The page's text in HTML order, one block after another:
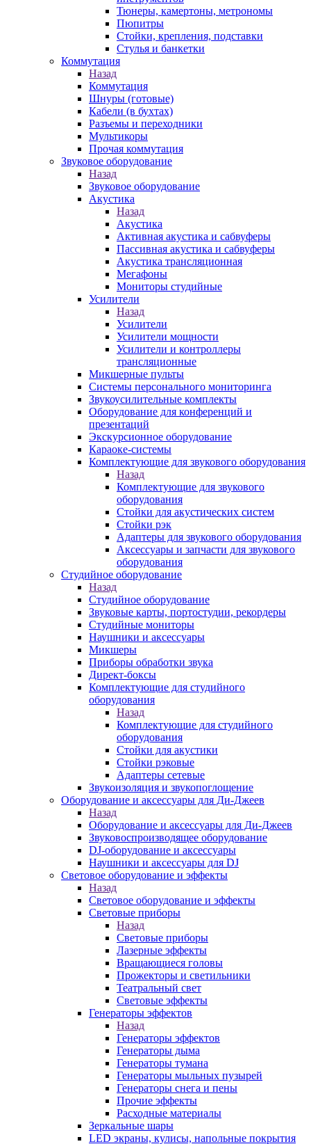
Тюнеры, камертоны, метрономы
Пюпитры
Стойки, крепления, подставки
Стулья и банкетки
Коммутация
Назад
Коммутация
Шнуры (готовые)
Кабели (в бухтах)
Разъемы и переходники
Мультикоры
Прочая коммутация
Звуковое оборудование
Назад
Звуковое оборудование
Акустика
Назад
Акустика
Активная акустика и сабвуферы
Пассивная акустика и сабвуферы
Акустика трансляционная
Мегафоны
Мониторы студийные
Усилители
Назад
Усилители
Усилители мощности
Усилители и контроллеры
трансляционные
Микшерные пульты
Системы персонального мониторинга
Звукоусилительные комплекты
Оборудование для конференций и
презентаций
Экскурсионное оборудование
Караоке-системы
Комплектующие для звукового оборудования
Назад
Комплектующие для звукового
оборудования
Стойки для акустических систем
Стойки рэк
Адаптеры для звукового оборудования
Аксессуары и запчасти для звукового
оборудования
Студийное оборудование
Назад
Студийное оборудование
Звуковые карты, портостудии, рекордеры
Студийные мониторы
Наушники и аксессуары
Микшеры
Приборы обработки звука
Директ-боксы
Комплектующие для студийного
оборудования
Назад
Комплектующие для студийного
оборудования
Стойки для акустики
Стойки рэковые
Адаптеры сетевые
Звукоизоляция и звукопоглощение
Оборудование и аксессуары для Ди-Джеев
Назад
Оборудование и аксессуары для Ди-Джеев
Звуковоспроизводящее оборудование
DJ-оборудование и аксессуары
Наушники и аксессуары для DJ
Световое оборудование и эффекты
Назад
Световое оборудование и эффекты
Световые приборы
Назад
Световые приборы
Лазерные эффекты
Вращающиеся головы
Прожекторы и светильники
Театральный свет
Световые эффекты
Генераторы эффектов
Назад
Генераторы эффектов
Генераторы дыма
Генераторы тумана
Генераторы мыльных пузырей
Генераторы снега и пены
Прочие эффекты
Расходные материалы
Зеркальные шары
LED экраны, кулисы, напольные покрытия